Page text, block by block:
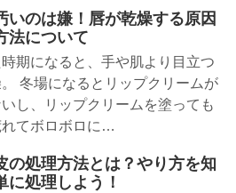
いのは嫌！唇が乾燥する原因
法について
期になると、手や肌より目立つ
冬場になるとリップクリームが
し、リップクリームを塗っても
てボロボロに…
の処理方法とは？やり方を知
に処理しよう！